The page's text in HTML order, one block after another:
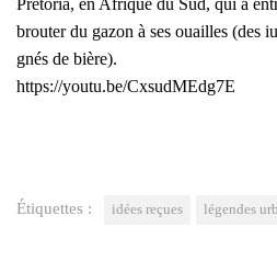
Pre­to­ria, en Afrique du Sud, qui a
brou­ter du gazon à ses ouailles (des
gnés de bière).
https://youtu.be/CxsudMEdg7E
Étiquettes : idées reçues légendes